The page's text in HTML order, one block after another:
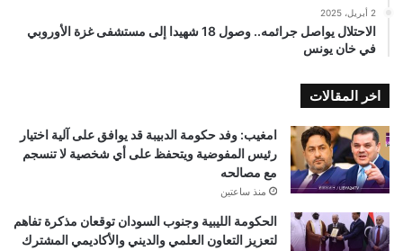
2 أبريل، 2025
الاحتلال يواصل جرائمه.. وصول 18 شهيدا إلى مستشفى غزة الأوروبي
في خان يونس
اخر المقالات
امغيب: وفد حكومة الدبيبة قد يوافق على آلية اختيار
رئيس المفوضية ويتحفظ على أي شخصية لا تنسجم
مع مصالحه
منذ ساعتين
الحكومة الليبية وجنوب السودان توقعان مذكرة تفاهم
لتعزيز التعاون العلمي والديني والأكاديمي المشترك